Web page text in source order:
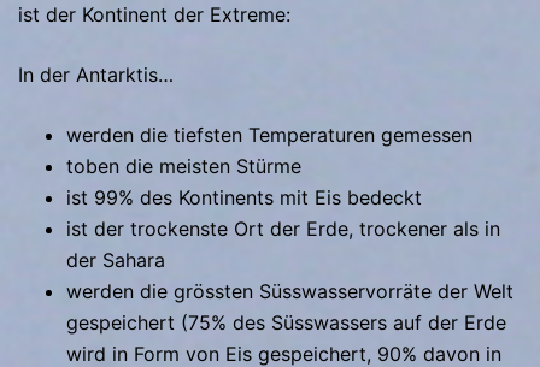
ist der Kontinent der Extreme:
In der Antarktis…
werden die tiefsten Temperaturen gemessen
toben die meisten Stürme
ist 99% des Kontinents mit Eis bedeckt
ist der trockenste Ort der Erde, trockener als in
der Sahara
werden die grössten Süsswasservorräte der Welt
gespeichert (75% des Süsswassers auf der Erde
wird in Form von Eis gespeichert, 90% davon in